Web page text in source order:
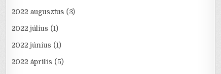
2022 augusztus (3)
2022 július (1)
2022 június (1)
2022 április (5)